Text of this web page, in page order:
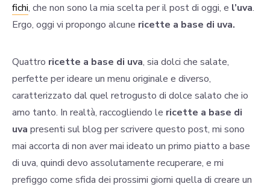
fichi, che non sono la mia scelta per il post di oggi, e l’uva.
Ergo, oggi vi propongo alcune ricette a base di uva.
Quattro ricette a base di uva, sia dolci che salate,
perfette per ideare un menu originale e diverso,
caratterizzato dal quel retrogusto di dolce salato che io
amo tanto. In realtà, raccogliendo le ricette a base di
uva presenti sul blog per scrivere questo post, mi sono
mai accorta di non aver mai ideato un primo piatto a base
di uva, quindi devo assolutamente recuperare, e mi
prefiggo come sfida dei prossimi giorni quella di creare un